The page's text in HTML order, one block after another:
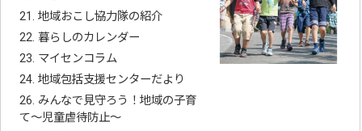
21. 地域おこし協力隊の紹介
22. 暮らしのカレンダー
23. マイセンコラム
24. 地域包括支援センターだより
26. みんなで見守ろう！地域の子育
て～児童虐待防止～